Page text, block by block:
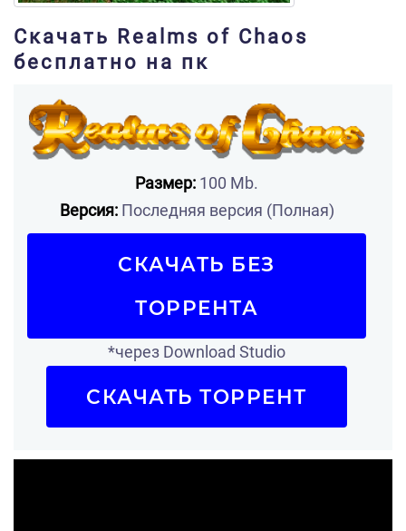
Скачать Realms of Chaos
бесплатно на пк
Размер: 100 Mb.
Версия:Последняя версия (Полная)
СКАЧАТЬ БЕЗ
ТОРРЕНТА
*через Download Studio
СКАЧАТЬ ТОРРЕНТ